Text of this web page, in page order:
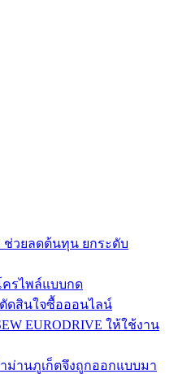
ช่วยลดต้นทุน ยกระดับ
ครไพล์แบบกด
ดสินใจซื้อออนไลน์
EURODRIVE ให้ใช้งาน
ม่านภูเก็ตจึงถูกออกแบบมา